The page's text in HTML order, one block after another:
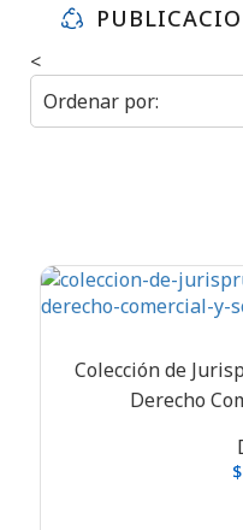
<
Colección de
Derecho